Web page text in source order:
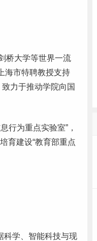
桥大学等世界一流
海市特聘教授支持
力于推动学院向国
行为重点实验室”，
育建设“教育部重点
科学、智能科技与现